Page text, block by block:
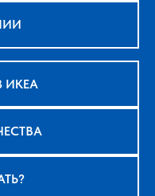
ИКЕА